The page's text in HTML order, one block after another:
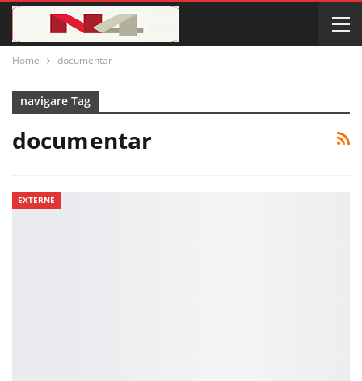
Home documentar
navigare Tag
documentar
EXTERNE